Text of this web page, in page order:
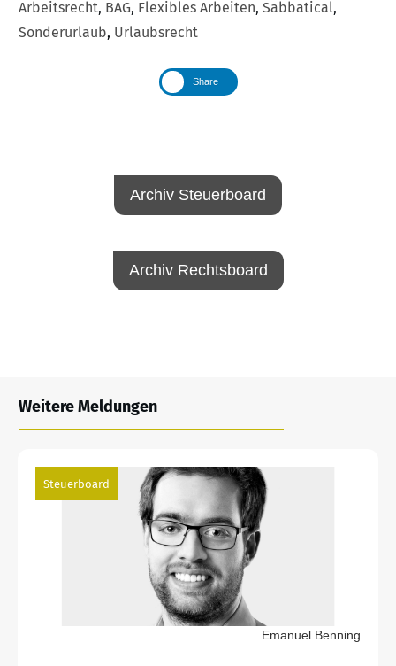
Arbeitsrecht, BAG, Flexibles Arbeiten, Sabbatical,
Sonderurlaub, Urlaubsrecht
Share
Archiv Steuerboard
Archiv Rechtsboard
Weitere Meldungen
Steuerboard
Emanuel Benning